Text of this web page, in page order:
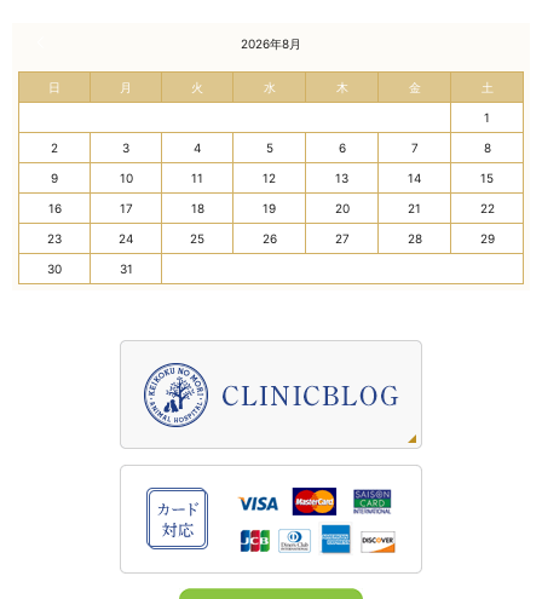
2026年8月
日 月 火 水 木 金 土
1
2 3 4 5 6 7 8
9 10 11 12 13 14 15
16 17 18 19 20 21 22
23 24 25 26 27 28 29
30 31